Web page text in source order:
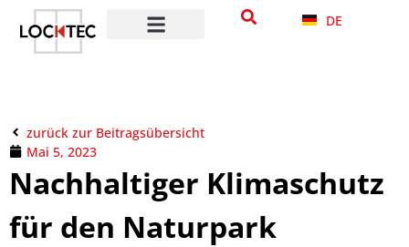
DE
zurück zur Beitragsübersicht
Mai 5, 2023
Nachhaltiger Klimaschutz
für den Naturpark